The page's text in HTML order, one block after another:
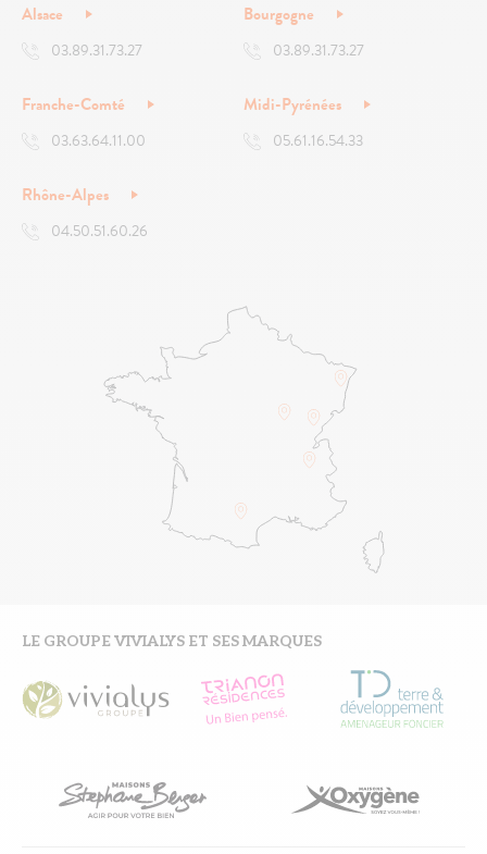
Alsace
03.89.31.73.27
Bourgogne
03.89.31.73.27
Franche-Comté
03.63.64.11.00
Midi-Pyrénées
05.61.16.54.33
Rhône-Alpes
04.50.51.60.26
LE GROUPE VIVIALYS ET SES MARQUES